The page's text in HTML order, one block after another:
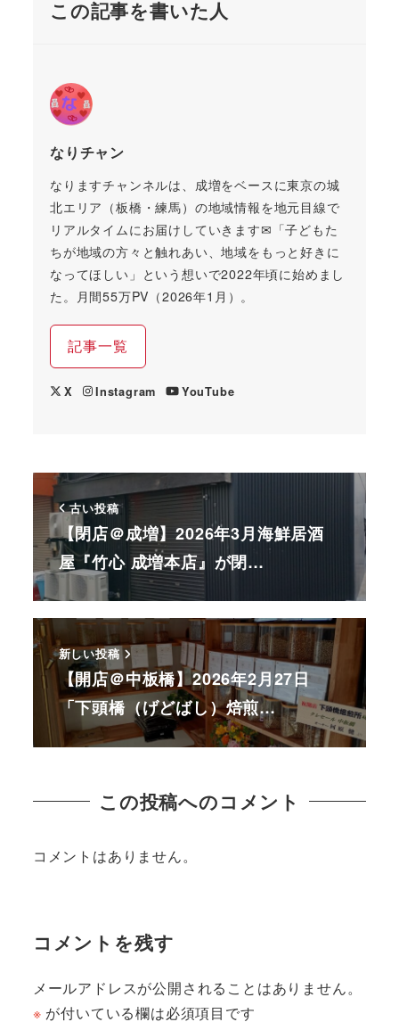
この記事を書いた人
なりチャン
なりますチャンネルは、成増をベースに東京の城
北エリア（板橋・練馬）の地域情報を地元目線で
リアルタイムにお届けしていきます✉「子どもた
ちが地域の方々と触れあい、地域をもっと好きに
なってほしい」という想いで2022年頃に始めまし
た。月間55万PV（2026年1月）。
記事一覧
X Instagram YouTube
古い投稿
【閉店＠成増】2026年3月海鮮居酒
屋『竹心 成増本店』が閉…
新しい投稿
【開店＠中板橋】2026年2月27日
「下頭橋（げどばし）焙煎…
この投稿へのコメント
コメントはありません。
コメントを残す
メールアドレスが公開されることはありません。
※ が付いている欄は必須項目です